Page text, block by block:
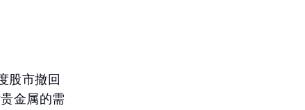
股市撤回
金属的需